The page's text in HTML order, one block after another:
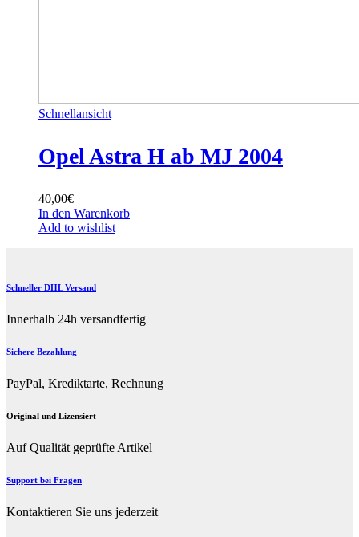
Schnellansicht
Opel Astra H ab MJ 2004
40,00€
In den Warenkorb
Add to wishlist
Schneller DHL Versand
Innerhalb 24h versandfertig
Sichere Bezahlung
PayPal, Krediktarte, Rechnung
Original und Lizensiert
Auf Qualität geprüfte Artikel
Support bei Fragen
Kontaktieren Sie uns jederzeit